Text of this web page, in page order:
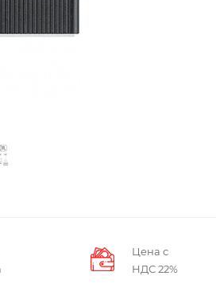
Цена с
НДС 22%